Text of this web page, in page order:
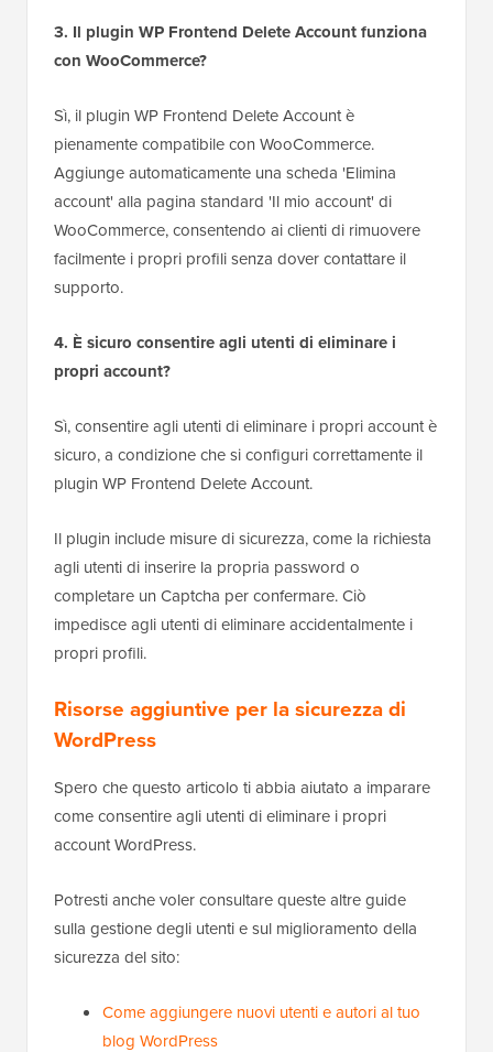
3. Il plugin WP Frontend Delete Account funziona
con WooCommerce?
Sì, il plugin WP Frontend Delete Account è
pienamente compatibile con WooCommerce.
Aggiunge automaticamente una scheda 'Elimina
account' alla pagina standard 'Il mio account' di
WooCommerce, consentendo ai clienti di rimuovere
facilmente i propri profili senza dover contattare il
supporto.
4. È sicuro consentire agli utenti di eliminare i
propri account?
Sì, consentire agli utenti di eliminare i propri account è
sicuro, a condizione che si configuri correttamente il
plugin WP Frontend Delete Account.
Il plugin include misure di sicurezza, come la richiesta
agli utenti di inserire la propria password o
completare un Captcha per confermare. Ciò
impedisce agli utenti di eliminare accidentalmente i
propri profili.
Risorse aggiuntive per la sicurezza di
WordPress
Spero che questo articolo ti abbia aiutato a imparare
come consentire agli utenti di eliminare i propri
account WordPress.
Potresti anche voler consultare queste altre guide
sulla gestione degli utenti e sul miglioramento della
sicurezza del sito:
Come aggiungere nuovi utenti e autori al tuo
blog WordPress